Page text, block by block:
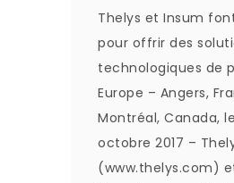
Thelys et Insum
pour offrir des
technologiques de
Europe – Angers,
Montréal, Canada,
octobre 2017 –
(www.thelys.com)